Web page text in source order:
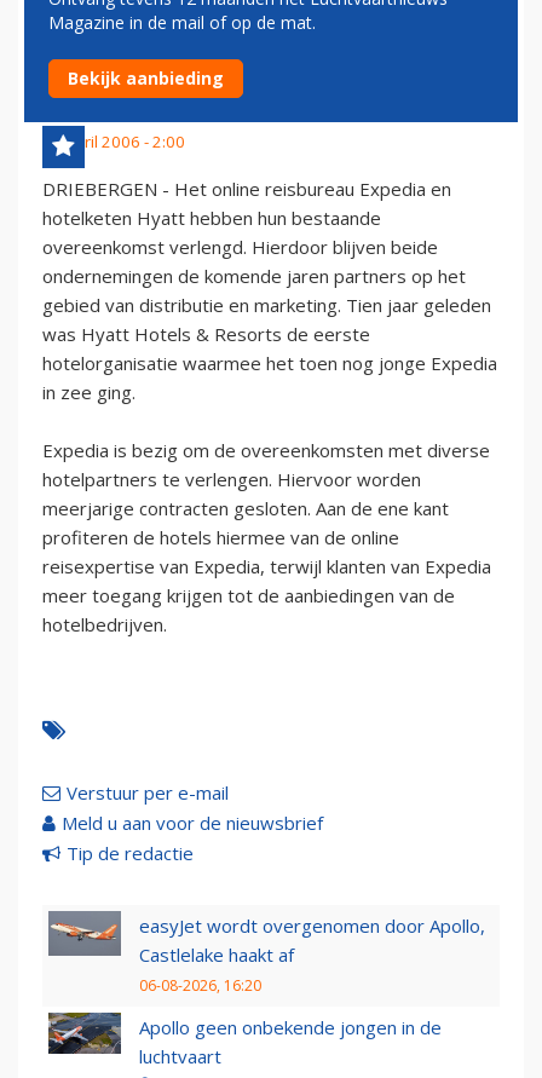
& RESORTS VERLENGEN
SAMENWERKING
18 april 2006 - 2:00
DRIEBERGEN - Het online reisbureau Expedia en
hotelketen Hyatt hebben hun bestaande
overeenkomst verlengd. Hierdoor blijven beide
ondernemingen de komende jaren partners op het
gebied van distributie en marketing. Tien jaar geleden
was Hyatt Hotels & Resorts de eerste
hotelorganisatie waarmee het toen nog jonge Expedia
in zee ging.
Expedia is bezig om de overeenkomsten met diverse
hotelpartners te verlengen. Hiervoor worden
meerjarige contracten gesloten. Aan de ene kant
profiteren de hotels hiermee van de online
reisexpertise van Expedia, terwijl klanten van Expedia
meer toegang krijgen tot de aanbiedingen van de
hotelbedrijven.
Verstuur per e-mail
Meld u aan voor de nieuwsbrief
Tip de redactie
easyJet wordt overgenomen door Apollo,
Castlelake haakt af
06-08-2026, 16:20
Apollo geen onbekende jongen in de
luchtvaart
Magazine in de mail of op de mat.
Bekijk aanbieding